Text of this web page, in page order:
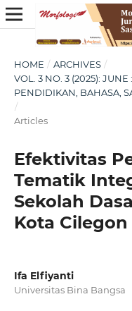
HOME / ARCHIVES /
VOL. 3 NO. 3 (2025):
PENDIDIKAN, BAHASA,
/
Articles
Efektivitas
Tematik
Sekolah
Kota Cilegon
Ifa Elfiyanti
Universitas Bina Bangsa